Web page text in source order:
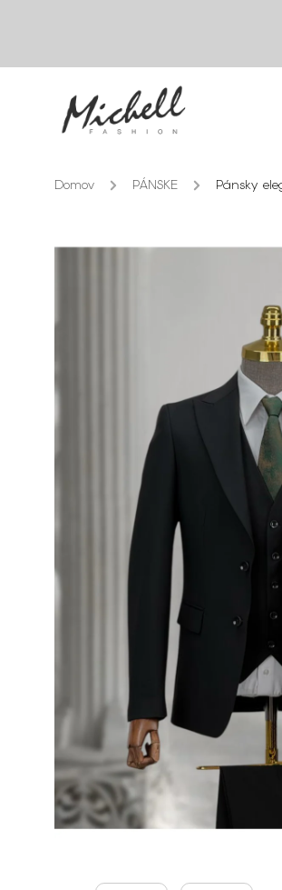
Domov / PÁNSKE / Pánsky